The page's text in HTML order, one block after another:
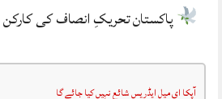
پاکستان تحریکِ انصاف کی کارکن
آپکا ای میل ایڈریس شائع نہیں کیا جائے گا